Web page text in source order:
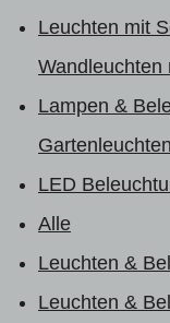
Leuchten mit
Wandleuchten
Lampen &
Gartenleuchten
LED
Alle
Leuchten &
Leuchten &